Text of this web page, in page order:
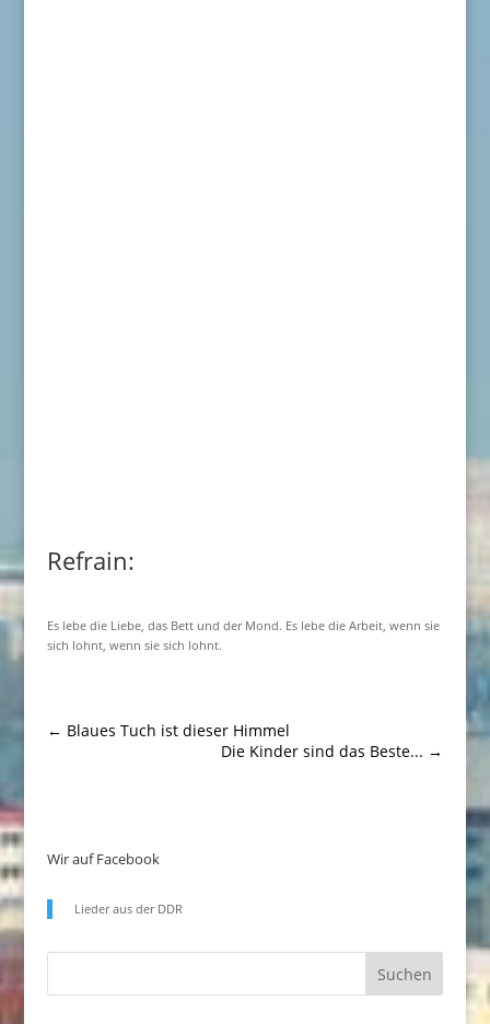
Refrain:
Es lebe die Liebe, das Bett und der Mond. Es lebe die Arbeit, wenn sie
sich lohnt, wenn sie sich lohnt.
← Blaues Tuch ist dieser Himmel
Die Kinder sind das Beste... →
Wir auf Facebook
Lieder aus der DDR